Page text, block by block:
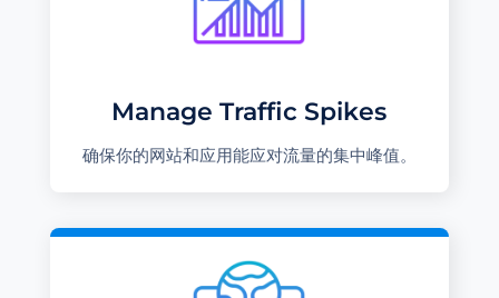
Manage Traffic Spikes
确保你的网站和应用能应对流量的集中峰值。